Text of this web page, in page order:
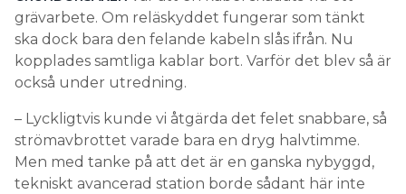
grävarbete. Om reläskyddet fungerar som tänkt
ska dock bara den felande kabeln slås ifrån. Nu
kopplades samtliga kablar bort. Varför det blev så är
också under utredning.
– Lyckligtvis kunde vi åtgärda det felet snabbare, så
strömavbrottet varade bara en dryg halvtimme.
Men med tanke på att det är en ganska nybyggd,
tekniskt avancerad station borde sådant här inte